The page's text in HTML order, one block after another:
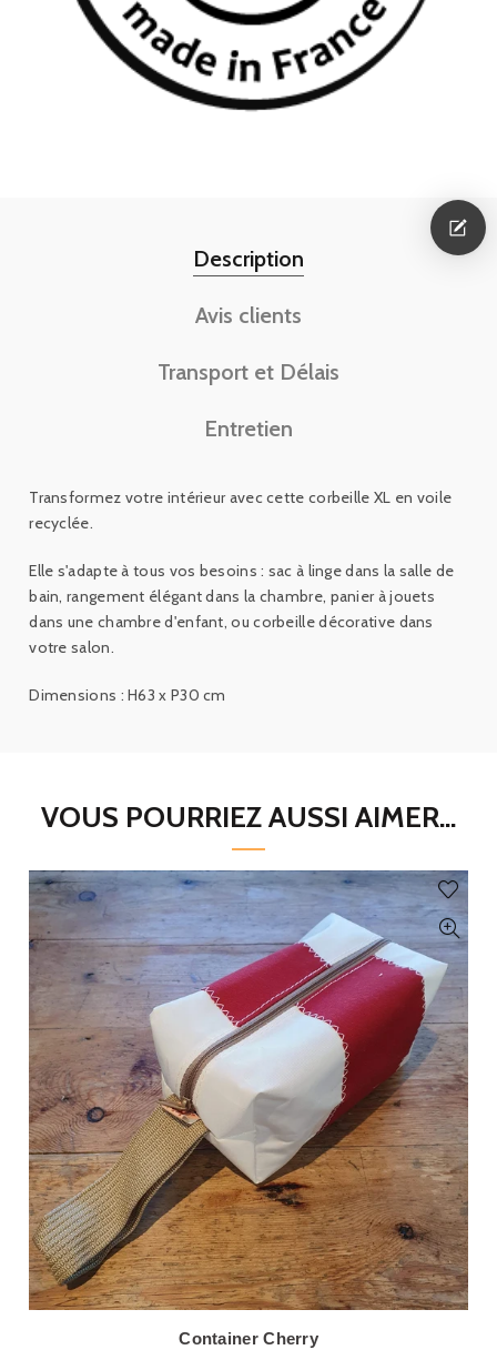
Description
Avis clients
Transport et Délais
Entretien
Transformez votre intérieur avec cette corbeille XL en voile
recyclée.
Elle s'adapte à tous vos besoins : sac à linge dans la salle de
bain, rangement élégant dans la chambre, panier à jouets
dans une chambre d'enfant, ou corbeille décorative dans
votre salon.
Dimensions : H63 x P30 cm
VOUS POURRIEZ AUSSI AIMER...
Container Cherry